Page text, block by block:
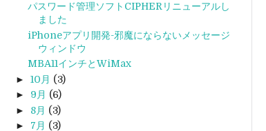
パスワード管理ソフトCIPHERリニューアルし
ました
iPhoneアプリ開発-邪魔にならないメッセージ
ウィンドウ
MBA11インチとWiMax
► 10月 (3)
► 9月 (6)
► 8月 (3)
► 7月 (3)